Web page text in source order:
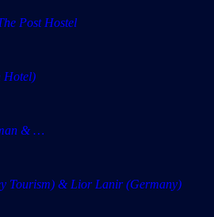
Post Hostel
Hotel)
& …
Tourism) & Lior Lanir (Germany)